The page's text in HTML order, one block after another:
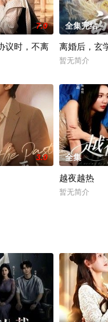
7.0
议时，不离
全集完结
离婚后，玄
暂无简介
3.0 全集
越夜越热
暂无简介